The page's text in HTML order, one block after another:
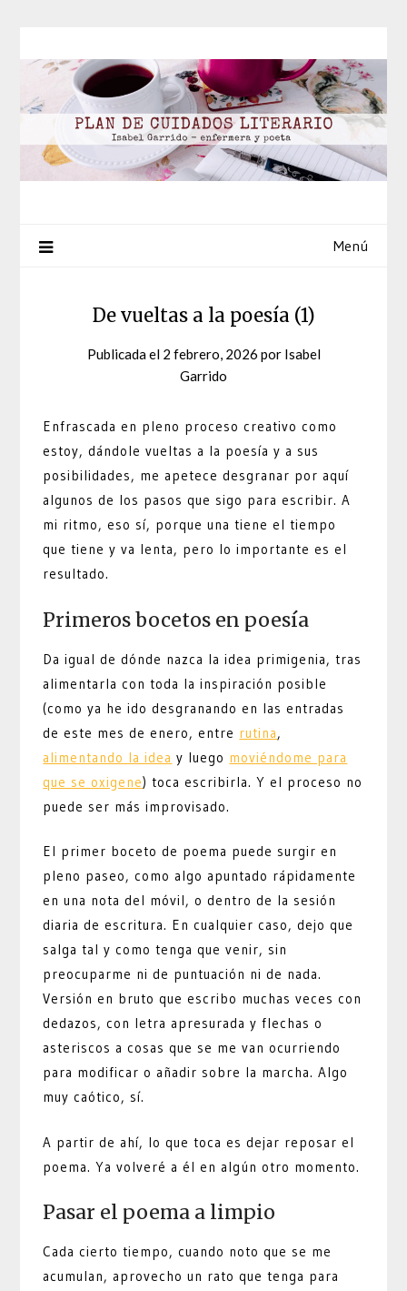
contenido
Menú
De vueltas a la poesía (1)
Publicada el 2 febrero, 2026 por Isabel
Garrido
Enfrascada en pleno proceso creativo como
estoy, dándole vueltas a la poesía y a sus
posibilidades, me apetece desgranar por aquí
algunos de los pasos que sigo para escribir. A
mi ritmo, eso sí, porque una tiene el tiempo
que tiene y va lenta, pero lo importante es el
resultado.
Primeros bocetos en poesía
Da igual de dónde nazca la idea primigenia, tras
alimentarla con toda la inspiración posible
(como ya he ido desgranando en las entradas
de este mes de enero, entre rutina,
alimentando la idea y luego moviéndome para
que se oxigene) toca escribirla. Y el proceso no
puede ser más improvisado.
El primer boceto de poema puede surgir en
pleno paseo, como algo apuntado rápidamente
en una nota del móvil, o dentro de la sesión
diaria de escritura. En cualquier caso, dejo que
salga tal y como tenga que venir, sin
preocuparme ni de puntuación ni de nada.
Versión en bruto que escribo muchas veces con
dedazos, con letra apresurada y flechas o
asteriscos a cosas que se me van ocurriendo
para modificar o añadir sobre la marcha. Algo
muy caótico, sí.
A partir de ahí, lo que toca es dejar reposar el
poema. Ya volveré a él en algún otro momento.
Pasar el poema a limpio
Cada cierto tiempo, cuando noto que se me
acumulan, aprovecho un rato que tenga para